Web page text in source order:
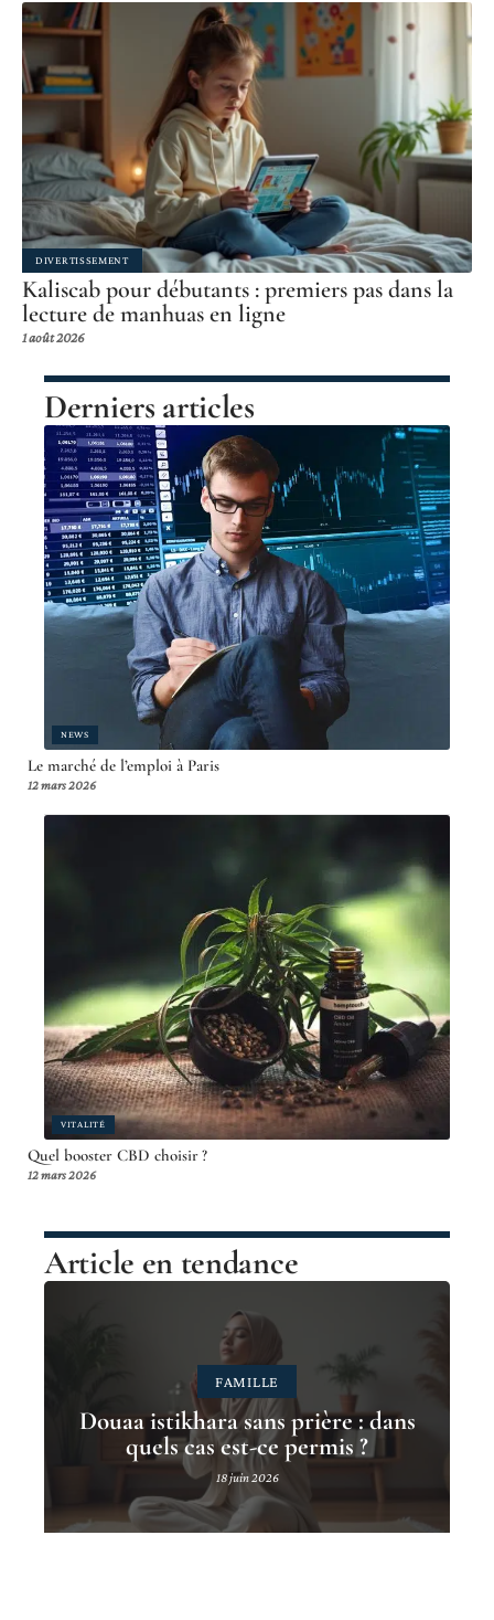
DIVERTISSEMENT
Kaliscab pour débutants : premiers pas dans la
lecture de manhuas en ligne
1 août 2026
Derniers articles
NEWS
Le marché de l’emploi à Paris
12 mars 2026
VITALITÉ
Quel booster CBD choisir ?
12 mars 2026
Article en tendance
FAMILLE
Douaa istikhara sans prière : dans
quels cas est-ce permis ?
18 juin 2026